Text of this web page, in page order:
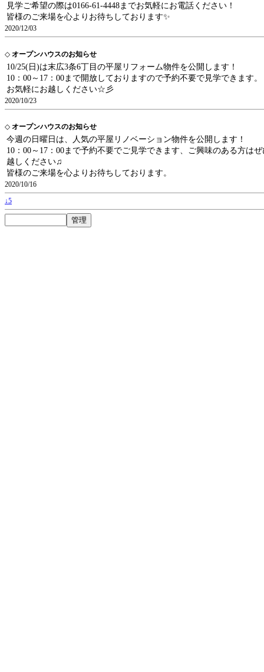
見学ご希望の際は0166-61-4448までお気軽にお電話ください！
皆様のご来場を心よりお待ちしております✨
2020/12/03
◇ オープンハウスのお知らせ
10/25(日)は末広3条6丁目の平屋リフォーム物件を公開します！
10：00～17：00まで開放しておりますので予約不要で見学できます。
お気軽にお越しください☆彡
2020/10/23
◇ オープンハウスのお知らせ
今週の日曜日は、人気の平屋リノベーション物件を公開します！
10：00～17：00まで予約不要でご見学できます、ご興味のある方は
越しください♫
皆様のご来場を心よりお待ちしております。
2020/10/16
↓5